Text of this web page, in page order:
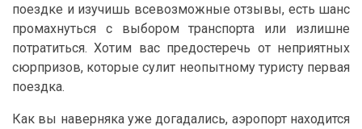
поездке и изучишь всевозможные отзывы, есть шанс
промахнуться с выбором транспорта или излишне
потратиться. Хотим вас предостеречь от неприятных
сюрпризов, которые сулит неопытному туристу первая
поездка.
Как вы наверняка уже догадались, аэропорт находится